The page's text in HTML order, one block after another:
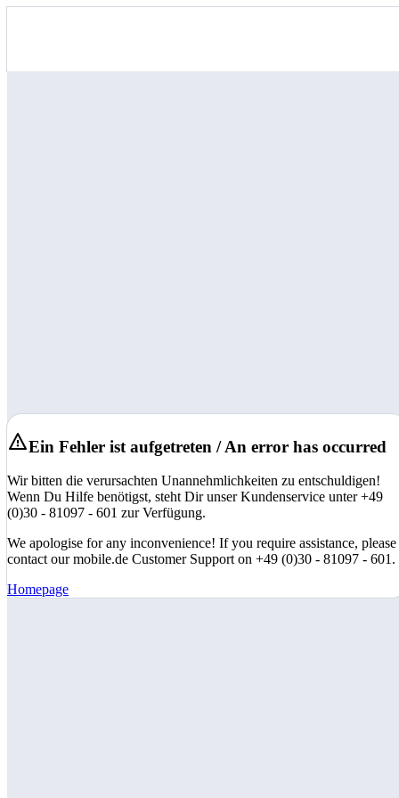
Ein Fehler ist aufgetreten / An error has occurred
Wir bitten die verursachten Unannehmlichkeiten zu entschuldigen!
Wenn Du Hilfe benötigst, steht Dir unser Kundenservice unter +49
(0)30 - 81097 - 601 zur Verfügung.
We apologise for any inconvenience! If you require assistance, please
contact our mobile.de Customer Support on +49 (0)30 - 81097 - 601.
Homepage